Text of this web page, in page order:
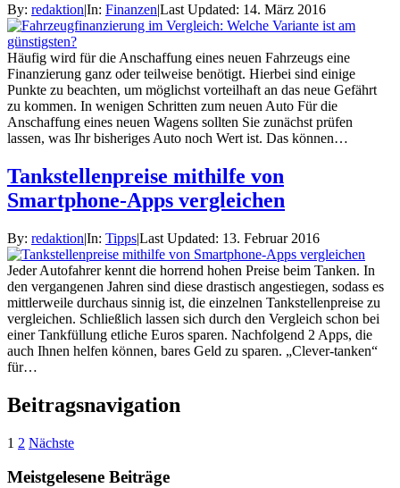
By: redaktion|In: Finanzen|Last Updated: 14. März 2016
Häufig wird für die Anschaffung eines neuen Fahrzeugs eine
Finanzierung ganz oder teilweise benötigt. Hierbei sind einige
Punkte zu beachten, um möglichst vorteilhaft an das neue Gefährt
zu kommen. In wenigen Schritten zum neuen Auto Für die
Anschaffung eines neuen Wagens sollten Sie zunächst prüfen
lassen, was Ihr bisheriges Auto noch Wert ist. Das können…
Tankstellenpreise mithilfe von
Smartphone-Apps vergleichen
By: redaktion|In: Tipps|Last Updated: 13. Februar 2016
Jeder Autofahrer kennt die horrend hohen Preise beim Tanken. In
den vergangenen Jahren sind diese drastisch angestiegen, sodass es
mittlerweile durchaus sinnig ist, die einzelnen Tankstellenpreise zu
vergleichen. Schließlich lassen sich durch den Vergleich schon bei
einer Tankfüllung etliche Euros sparen. Nachfolgend 2 Apps, die
auch Ihnen helfen können, bares Geld zu sparen. „Clever-tanken“
für…
Beitragsnavigation
1 2 Nächste
Meistgelesene Beiträge